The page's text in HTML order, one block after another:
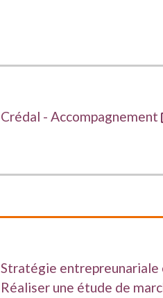
Crédal - Accompagnement
Stratégie entrepreunariale
Réaliser une étude de